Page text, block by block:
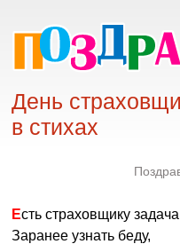
День
в стихах
Есть страховщику
Заранее узнать беду,